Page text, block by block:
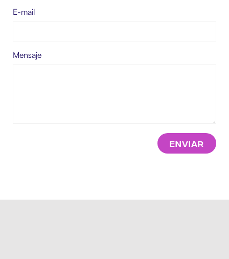
E-mail
Mensaje
Enviar